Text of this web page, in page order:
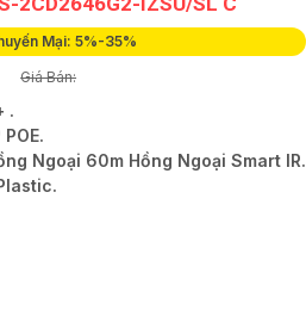
Mại: 5%-35%
Giá Bán:
.
POE.
Ngoại 60m Hồng Ngoại Smart IR.